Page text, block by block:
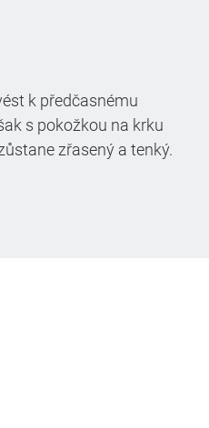
k předčasnému
s pokožkou na krku
zřasený a tenký.